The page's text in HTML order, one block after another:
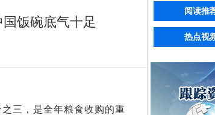
饭碗底气十足
三，是全年粮食收购的重
阅读推
热点视